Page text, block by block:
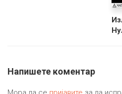
Напишете коментар